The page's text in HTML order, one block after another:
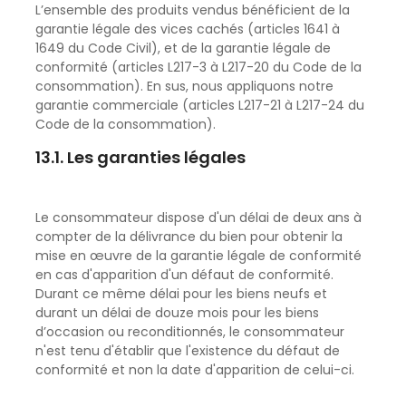
L’ensemble des produits vendus bénéficient de la
garantie légale des vices cachés (articles 1641 à
1649 du Code Civil), et de la garantie légale de
conformité (articles L217-3 à L217-20 du Code de la
consommation). En sus, nous appliquons notre
garantie commerciale (articles L217-21 à L217-24 du
Code de la consommation).
13.1. Les garanties légales
Le consommateur dispose d'un délai de deux ans à
compter de la délivrance du bien pour obtenir la
mise en œuvre de la garantie légale de conformité
en cas d'apparition d'un défaut de conformité.
Durant ce même délai pour les biens neufs et
durant un délai de douze mois pour les biens
d’occasion ou reconditionnés, le consommateur
n'est tenu d'établir que l'existence du défaut de
conformité et non la date d'apparition de celui-ci.